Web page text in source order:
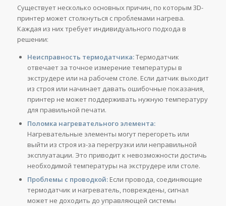
Существует несколько основных причин, по которым 3D-
принтер может столкнуться с проблемами нагрева.
Каждая из них требует индивидуального подхода в
решении:
Неисправность термодатчика:Термодатчик
отвечает за точное измерение температуры в
экструдере или на рабочем столе. Если датчик выходит
из строя или начинает давать ошибочные показания,
принтер не может поддерживать нужную температуру
для правильной печати.
Поломка нагревательного элемента:
Нагревательные элементы могут перегореть или
выйти из строя из-за перегрузки или неправильной
эксплуатации. Это приводит к невозможности достичь
необходимой температуры на экструдере или столе.
Проблемы с проводкой:Если провода, соединяющие
термодатчик и нагреватель, повреждены, сигнал
может не доходить до управляющей системы